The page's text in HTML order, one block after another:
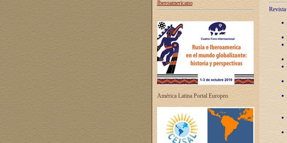
Iberoamericano
América Latina Portal Europeo
Revista